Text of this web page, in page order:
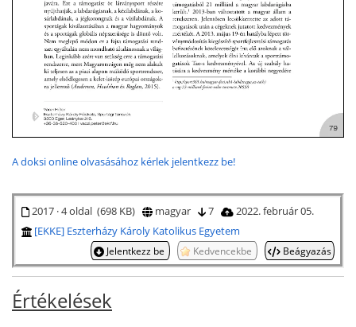
A doksi online olvasásához kérlek jelentkezz be!
2017 · 4 oldal (698 KB) magyar 7
2022. február 05.
[EKKE] Eszterházy Károly Katolikus Egyetem
Jelentkezz be Kedvencekbe Beágyazás
Értékelések